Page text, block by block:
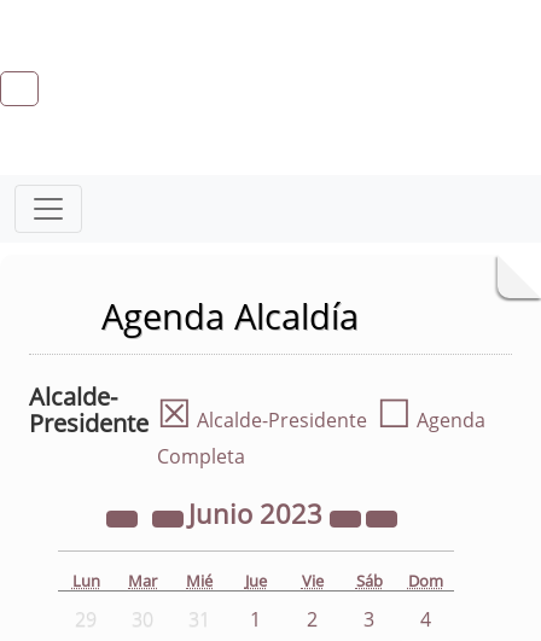
Agenda Alcaldía
Alcalde-
Presidente ☒ Alcalde-Presidente ☐ Agenda
Completa
Junio 2023
Lun Mar Mié Jue Vie Sáb Dom
29 30 31 1 2 3
4